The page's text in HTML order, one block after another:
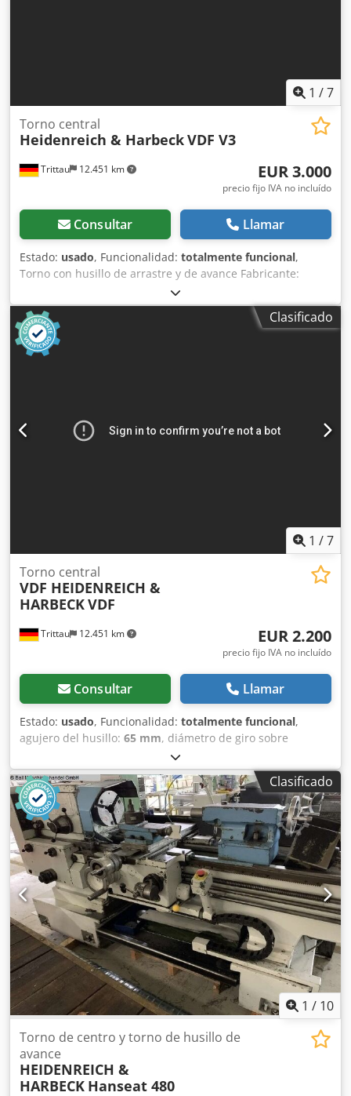
1 /7
Trittau 12.451 km
Torno central
Heidenreich & HarbeckVDF V3
EUR 3.000
precio fijo IVA no incluído
Consultar Llamar
Estado: usado, Funcionalidad: totalmente funcional,
Torno con husillo de arrastre y de avance Fabricante:
Heidenreich & Harbeck Tipo VDF V3 Datos técnicos Marca:
Heidenreich & Harbeck Tipo: VDF V3 Año de fabricación:
desconocido Control: convencional Distancia entre puntos:
1000 mm Diámetro de giro sobre bancada: 520 mm Paso
del husillo: 63 mm Dimensiones: L 3,40 x A 1,10 x H 1,40 m
demostración bajo corriente en cualquier momento en
nuestro pabellón de exposición.
Clasificado
1 /7
Trittau 12.451 km
Torno central
VDF HEIDENREICH &
HARBECKVDF
EUR 2.200
precio fijo IVA no incluído
Consultar Llamar
Estado: usado, Funcionalidad: totalmente funcional,
agujero del husillo: 65 mm, diámetro de giro sobre
, Torno con husillo principal y
husillo de avance Fabricante: Heidenreich & Harbeck,
Modelo: VDF Codpey A H Aksfx Ap Aorf Datos técnicos
Marca: Heidenreich & Harbeck Modelo: VDF Año de
fabricación: desconocido Control: convencional Distancia
entre puntos: 1.500 mm Diámetro de giro sobre bancada:
520 mm Paso del husillo: 65 mm Dimensiones: L 3,60 x A
1,20 x H 1,50 m Peso de la máquina: aprox. 4 t
Equipamiento - Visualizador digital de 2 ejes - Regla de
1.500 mm no disponible Todos los datos sin garantía. Una
demostración en funcionamiento es posible en cualquier
momento en nuestra sala de exposición.
Clasificado
1 / 10
Torno de centro y torno de husillo de
avance
HEIDENREICH &
HARBECK Hanseat 480